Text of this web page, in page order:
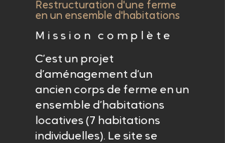
Restructuration d'une ferme
en un ensemble d'habitations
Mission complète
C’est un projet
d’aménagement d’un
ancien corps de ferme en un
ensemble d’habitations
locatives (7 habitations
individuelles). Le site se